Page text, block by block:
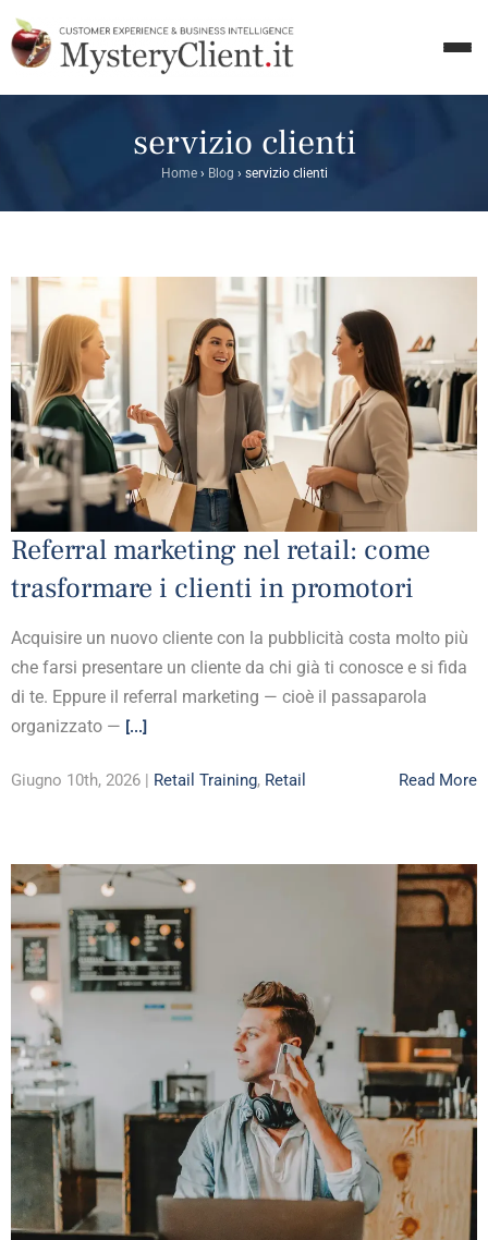
servizio clienti
Home› Blog › servizio clienti
Referral marketing nel retail: come
trasformare i clienti in promotori
Acquisire un nuovo cliente con la pubblicità costa molto più
che farsi presentare un cliente da chi già ti conosce e si fida
di te. Eppure il referral marketing — cioè il passaparola
organizzato — [...]
Giugno 10th, 2026 | Retail Training, Retail Read More